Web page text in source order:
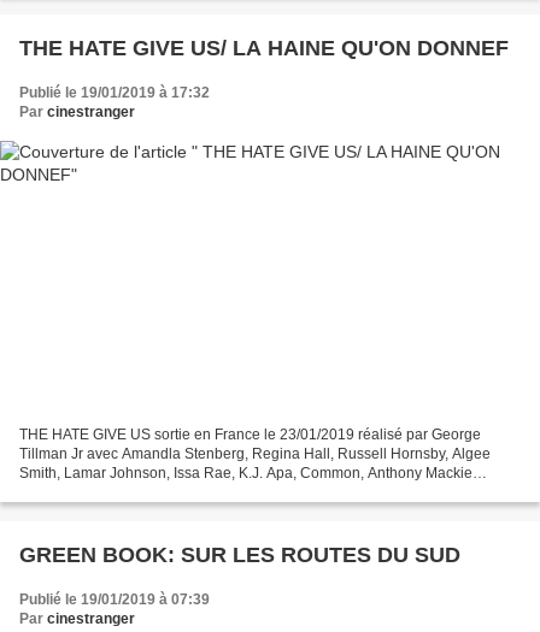
THE HATE GIVE US/ LA HAINE QU'ON DONNEF
Publié le 19/01/2019 à 17:32
Par cinestranger
THE HATE GIVE US sortie en France le 23/01/2019 réalisé par George
Tillman Jr avec Amandla Stenberg, Regina Hall, Russell Hornsby, Algee
Smith, Lamar Johnson, Issa Rae, K.J. Apa, Common, Anthony Mackie
GREEN BOOK: SUR LES ROUTES DU SUD
Publié le 19/01/2019 à 07:39
Par cinestranger